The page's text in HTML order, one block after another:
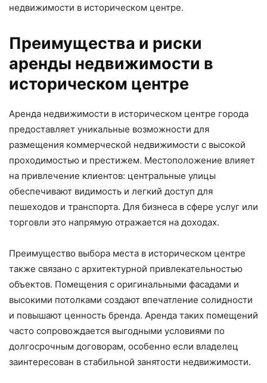
недвижимости в историческом центре.
Преимущества и риски
аренды недвижимости в
историческом центре
Аренда недвижимости в историческом центре города
предоставляет уникальные возможности для
размещения коммерческой недвижимости с высокой
проходимостью и престижем. Местоположение влияет
на привлечение клиентов: центральные улицы
обеспечивают видимость и легкий доступ для
пешеходов и транспорта. Для бизнеса в сфере услуг или
торговли это напрямую отражается на доходах.
Преимущество выбора места в историческом центре
также связано с архитектурной привлекательностью
объектов. Помещения с оригинальными фасадами и
высокими потолками создают впечатление солидности
и повышают ценность бренда. Аренда таких помещений
часто сопровождается выгодными условиями по
долгосрочным договорам, особенно если владелец
заинтересован в стабильной занятости недвижимости.